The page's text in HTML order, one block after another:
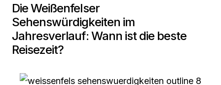
Die Weißenfelser
Sehenswürdigkeiten im
Jahresverlauf: Wann ist die beste
Reisezeit?